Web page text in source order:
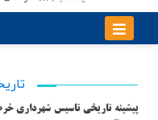
پیشینه تاریخی تاسیس شهرداری